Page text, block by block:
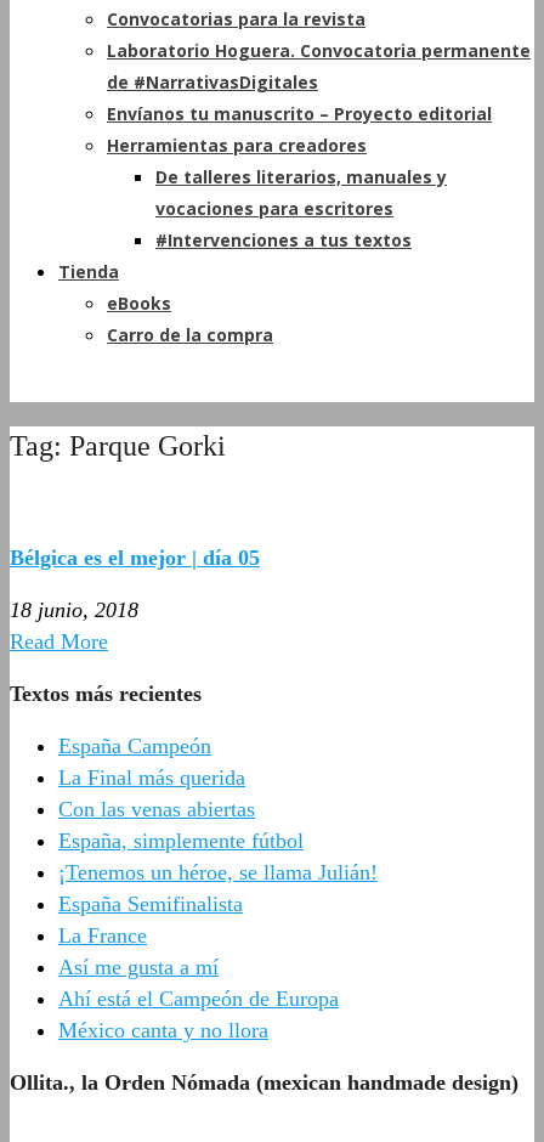
Convocatorias para la revista
Laboratorio Hoguera. Convocatoria permanente
de #NarrativasDigitales
Envíanos tu manuscrito – Proyecto editorial
Herramientas para creadores
De talleres literarios, manuales y
vocaciones para escritores
#Intervenciones a tus textos
Tienda
eBooks
Carro de la compra
Tag: Parque Gorki
Bélgica es el mejor | día 05
18 junio, 2018
Read More
Textos más recientes
España Campeón
La Final más querida
Con las venas abiertas
España, simplemente fútbol
¡Tenemos un héroe, se llama Julián!
España Semifinalista
La France
Así me gusta a mí
Ahí está el Campeón de Europa
México canta y no llora
Ollita., la Orden Nómada (mexican handmade design)